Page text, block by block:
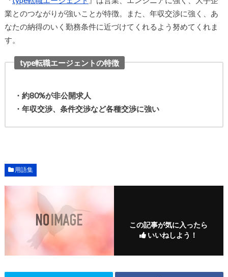
業とのつながりが強いことが特徴。また、年収交渉に強く、あ
なたの納得のいく勤務条件に近づけてくれるよう努めてくれま
す。
type転職エージェントの特徴
・約80%が非公開求人
・年収交渉、条件交渉など各種交渉に強い
用語集
この記事が気に入ったら
いいねしよう！